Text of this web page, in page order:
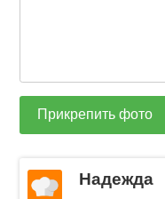
Прикрепить фото
Надежда